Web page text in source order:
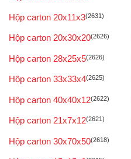
Hộp carton 20x11x3(2631)
Hộp carton 20x30x20(2626)
Hộp carton 28x25x5(2626)
Hộp carton 33x33x4(2625)
Hộp carton 40x40x12(2622)
Hộp carton 21x7x12(2621)
Hộp carton 30x70x50(2618)